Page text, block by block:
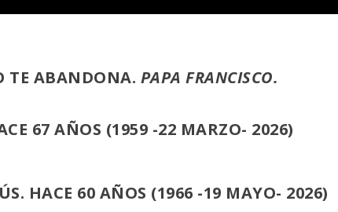
TE ABANDONA. PAPA FRANCISCO.
67 AÑOS (1959 -22 MARZO- 2026)
HACE 60 AÑOS (1966 -19 MAYO- 2026)